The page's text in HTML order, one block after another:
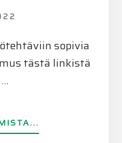
sopivia
tästä linkistä
KUULOSTAISI